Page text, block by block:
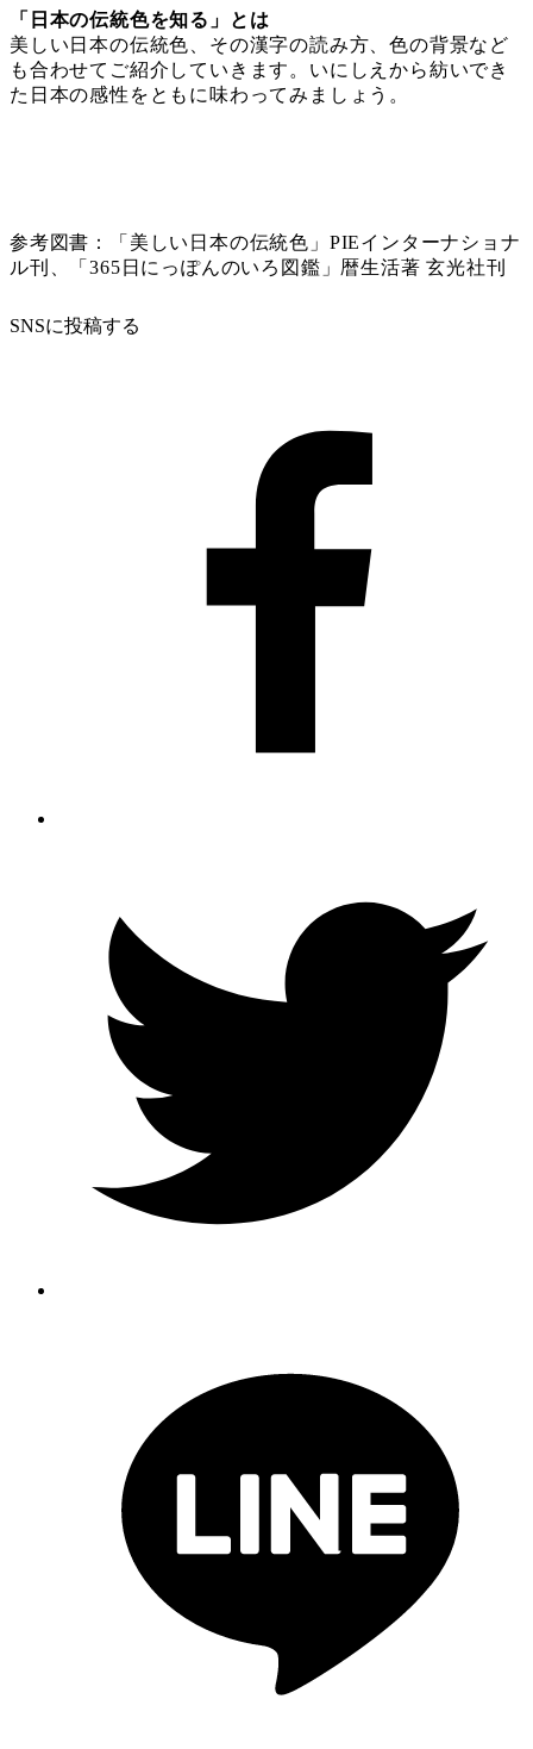
「日本の伝統色を知る」とは
美しい日本の伝統色、その漢字の読み方、色の背景など
も合わせてご紹介していきます。いにしえから紡いでき
た日本の感性をともに味わってみましょう。
参考図書：「美しい日本の伝統色」PIEインターナショナ
ル刊、「365日にっぽんのいろ図鑑」暦生活著 玄光社刊
SNSに投稿する